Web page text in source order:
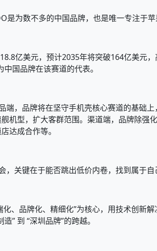
是为数不多的中国品牌，也是唯一专注于苹
亿美元，预计2035年将突破164亿美元
国品牌在该赛道的代表。
端，品牌将在坚守手机壳核心赛道的基础
机型，扩大客群范围。渠道端，品牌除强
达成合作等。
关键在于能否跳出低价内卷，找到属于自
、品牌化、精细化”为核心，用技术创新
” 到 “深圳品牌”的跨越。